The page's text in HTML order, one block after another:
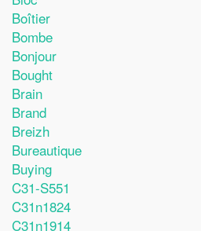
Boîtier
Bombe
Bonjour
Bought
Brain
Brand
Breizh
Bureautique
Buying
C31-S551
C31n1824
C31n1914